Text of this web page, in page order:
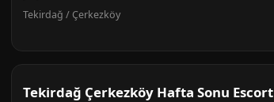
Tekirdağ / Çerkezköy
Tekirdağ Çerkezköy Hafta Sonu Escort